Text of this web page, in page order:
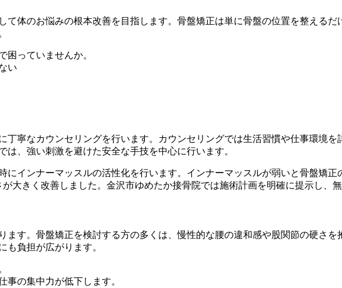
て体のお悩みの根本改善を目指します。骨盤矯正は単に骨盤の位置を整える
困っていませんか。
い
丁寧なカウンセリングを行います。カウンセリングでは生活習慣や仕事環境
、強い刺激を避けた安全な手技を中心に行います。
にインナーマッスルの活性化を行います。インナーマッスルが弱いと骨盤矯
大きく改善しました。金沢市ゆめたか接骨院では施術計画を明確に提示し、
ます。骨盤矯正を検討する方の多くは、慢性的な腰の違和感や股関節の硬さ
も負担が広がります。
事の集中力が低下します。